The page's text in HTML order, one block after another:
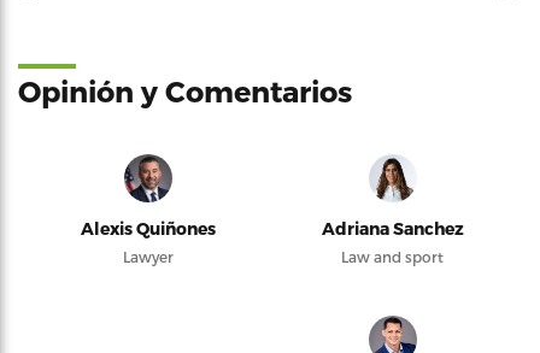
Opinión y Comentarios
Alexis Quiñones
Lawyer
Adriana Sanchez
Law and sport